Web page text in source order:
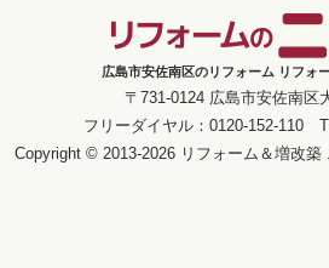
広島市安佐南区のリフォーム リフォ
〒731-0124 広島市安佐南区
フリーダイヤル：0120-152-110
Copyright © 2013-2026 リフォーム＆増改築